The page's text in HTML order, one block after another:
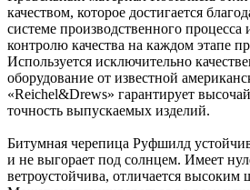
качеством, которое достигается
системе производственного
контролю качества на каждом этапе
Используется исключительно
оборудование от известной
«Reichel&Drews» гарантирует
точность выпускаемых изделий.
Битумная черепица Руфшилд
и не выгорает под солнцем. Имеет
ветроустойчива, отличается